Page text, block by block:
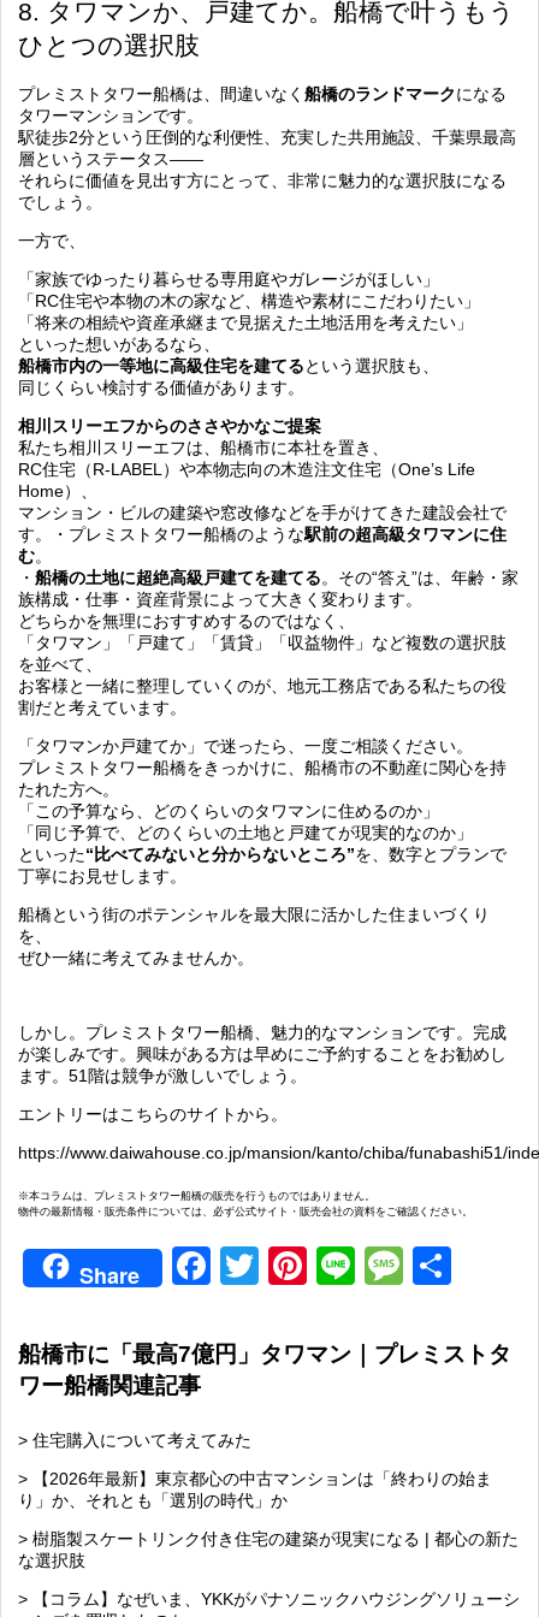
8. タワマンか、戸建てか。船橋で叶うもう
ひとつの選択肢
プレミストタワー船橋は、間違いなく 船橋のランドマークになる
タワーマンションです。
駅徒歩2分という圧倒的な利便性、充実した共用施設、千葉県最高
層というステータス――
それらに価値を見出す方にとって、非常に魅力的な選択肢になる
でしょう。
一方で、
「家族でゆったり暮らせる専用庭やガレージがほしい」
「RC住宅や本物の木の家など、構造や素材にこだわりたい」
「将来の相続や資産承継まで見据えた土地活用を考えたい」
といった想いがあるなら、
船橋市内の一等地に高級住宅を建てるという選択肢も、
同じくらい検討する価値があります。
相川スリーエフからのささやかなご提案
私たち相川スリーエフは、船橋市に本社を置き、
RC住宅（R-LABEL）や本物志向の木造注文住宅（One’s Life
Home）、
マンション・ビルの建築や窓改修などを手がけてきた建設会社で
す。・プレミストタワー船橋のような駅前の超高級タワマンに住
む。
・ 船橋の土地に超絶高級戸建てを建てる。その“答え”は、年齢・家
族構成・仕事・資産背景によって大きく変わります。
どちらかを無理におすすめするのではなく、
「タワマン」「戸建て」「賃貸」「収益物件」など複数の選択肢
を並べて、
お客様と一緒に整理していくのが、地元工務店である私たちの役
割だと考えています。
「タワマンか戸建てか」で迷ったら、一度ご相談ください。
プレミストタワー船橋をきっかけに、船橋市の不動産に関心を持
たれた方へ。
「この予算なら、どのくらいのタワマンに住めるのか」
「同じ予算で、どのくらいの土地と戸建てが現実的なのか」
といった“比べてみないと分からないところ”を、数字とプランで
丁寧にお見せします。
船橋という街のポテンシャルを最大限に活かした住まいづくり
を、
ぜひ一緒に考えてみませんか。
しかし。プレミストタワー船橋、魅力的なマンションです。完成
が楽しみです。興味がある方は早めにご予約することをお勧めし
ます。51階は競争が激しいでしょう。
エントリーはこちらのサイトから。
https://www.daiwahouse.co.jp/mansion/kanto/chiba/funabashi51/
※本コラムは、プレミストタワー船橋の販売を行うものではありません。
物件の最新情報・販売条件については、必ず公式サイト・販売会社の資料をご確認ください。
Share Facebook
Twitter
Pinterest
Line
船橋市に「最高7億円」タワマン｜プレミストタ
ワー船橋関連記事
> 住宅購入について考えてみた
> 【2026年最新】東京都心の中古マンションは「終わりの始ま
り」か、それとも「選別の時代」か
> 樹脂製スケートリンク付き住宅の建築が現実になる | 都心の新た
な選択肢
> 【コラム】なぜいま、YKKがパナソニックハウジングソリューシ